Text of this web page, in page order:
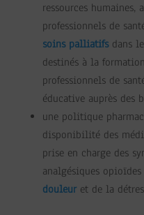
ressources humaines,
professionnels de
soins palliatifsdans
destinés à la
professionnels de
éducative auprès des
une politique
disponibilité des
prise en charge des
analgésiques
douleuret de la